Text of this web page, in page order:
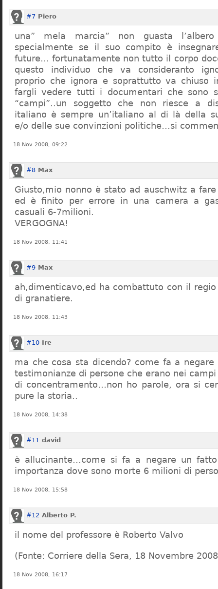
#7 Piero
una” mela marcia” non guasta
specialmente se il suo compito è
future… fortunatamente non tutto il corpo
questo individuo che va consideranto
proprio che ignora e soprattutto va chiuso
fargli vedere tutti i documentari che sono
“campi”..un soggetto che non riesce a
italiano è sempre un’italiano al di là della
e/o delle sue convinzioni politiche…si
18 Nov 2008, 09:22
#8 Max
Giusto,mio nonno è stato ad auschwitz a
ed è finito per errore in una camera a
casuali 6-7milioni.
VERGOGNA!
18 Nov 2008, 11:41
#9 Max
ah,dimenticavo,ed ha combattuto con il
di granatiere.
18 Nov 2008, 11:43
#10 Ire
ma che cosa sta dicendo? come fa a
testimonianze di persone che erano nei campi
di concentramento…non ho parole, ora si
pure la storia..
18 Nov 2008, 14:38
#11 david
è allucinante…come si fa a negare un
importanza dove sono morte 6 milioni di
18 Nov 2008, 15:58
#12 Alberto P.
il nome del professore è Roberto Valvo
(Fonte: Corriere della Sera, 18 Novembre
18 Nov 2008, 16:17